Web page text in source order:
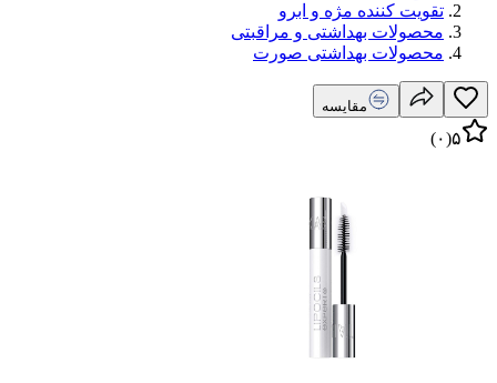
تقویت کننده مژه و ابرو
محصولات بهداشتی و مراقبتی
محصولات بهداشتی صورت
مقایسه
۵(۰)